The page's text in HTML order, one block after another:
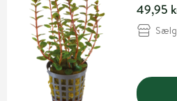
49,95